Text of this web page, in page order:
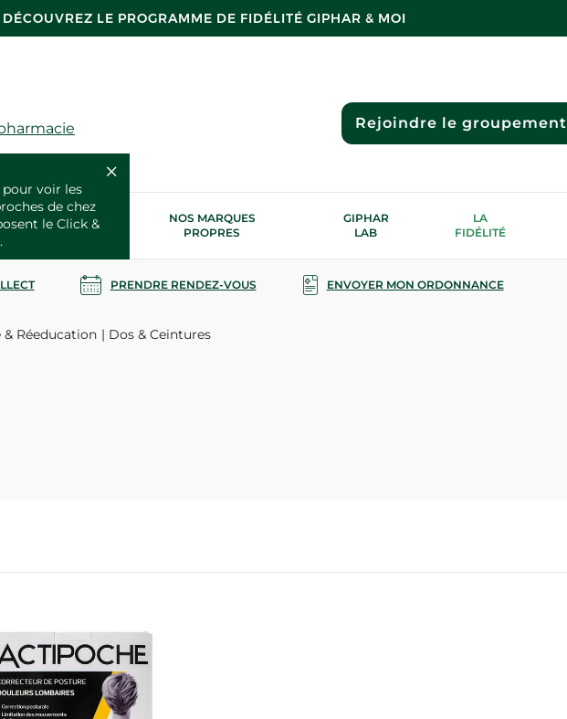
DÉCOUVREZ LE PROGRAMME DE FIDÉLITÉ GIPHAR & MOI
pour voir les
de chez
le Click &
Rejoindre le groupement
SERVICES
SANTÉ
NOS MARQUES
PROPRES
GIPHAR
LAB
LA
FIDÉLITÉ
PRENDRE RENDEZ-VOUS ENVOYER MON ORDONNANCE
Réeducation Dos & Ceintures